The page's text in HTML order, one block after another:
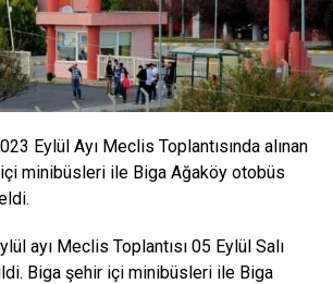
Eylül Ayı Meclis Toplantısında alınan
minibüsleri ile Biga Ağaköy otobüs
ayı Meclis Toplantısı 05 Eylül Salı
Biga şehir içi minibüsleri ile Biga